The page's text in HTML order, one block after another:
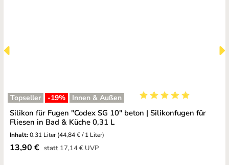
Topseller -19% Innen & Außen
Durchschnittliche
Silikon für Fugen "Codex SG 10" beton | Silikonfugen für
Fliesen in Bad & Küche 0,31 L
Inhalt:0.31 Liter(44,84 € / 1 Liter)
Verkaufspreis:
13,90 € statt Regulärer Preis:
17,14 €UVP